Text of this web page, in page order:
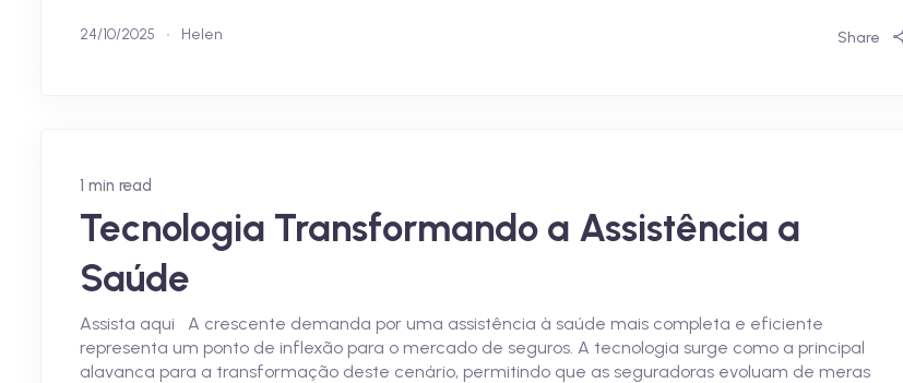
Share
24/10/2025 Helen
1 min read
Tecnologia Transformando a Assistência a
Saúde
Assista aqui A crescente demanda por uma assistência à saúde mais completa e eficiente
representa um ponto de inflexão para o mercado de seguros. A tecnologia surge como a principal
alavanca para a transformação deste cenário, permitindo que as seguradoras evoluam de meras